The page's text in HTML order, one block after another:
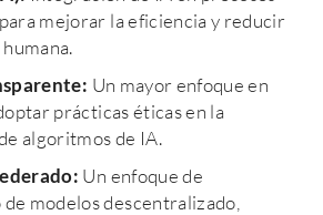
mejorar la eficiencia y reducir
Un mayor enfoque en
prácticas éticas en la
algoritmos de IA.
Un enfoque de
modelos descentralizado,